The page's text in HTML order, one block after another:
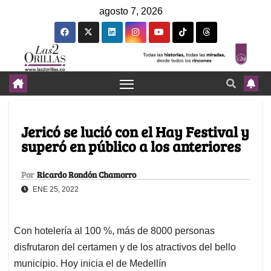
agosto 7, 2026
Jericó se lució con el Hay Festival y
superó en público a los anteriores
Por Ricardo Rondón Chamorro
ENE 25, 2022
Con hotelería al 100 %, más de 8000 personas
disfrutaron del certamen y de los atractivos del bello
municipio. Hoy inicia el de Medellín